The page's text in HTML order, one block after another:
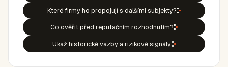
Které firmy ho propojují s dalšími subjekty?
Co ověřit před reputačním rozhodnutím?
Ukaž historické vazby a rizikové signály.